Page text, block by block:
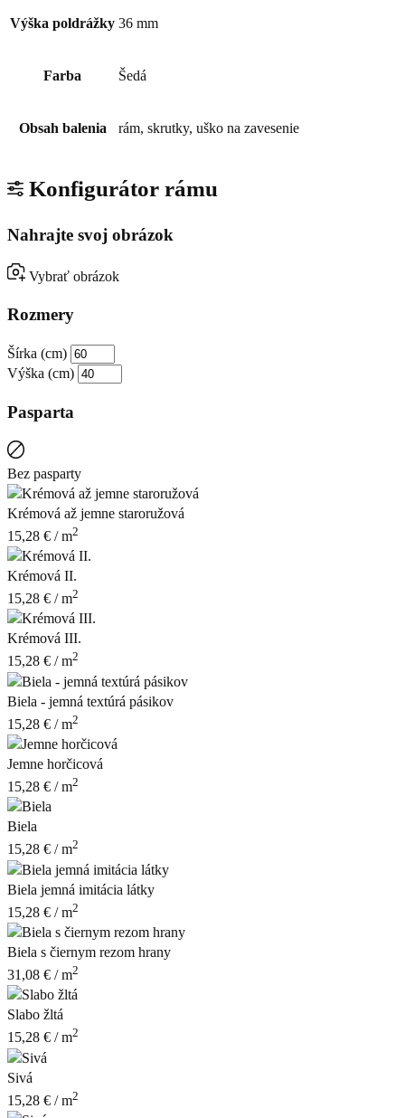
Výška poldrážky 36 mm
Farba Šedá
Obsah balenia rám, skrutky, uško na zavesenie
Konfigurátor rámu
Nahrajte svoj obrázok
Vybrať obrázok
Rozmery
Šírka (cm)
Výška (cm)
Pasparta
Bez pasparty
Krémová až jemne staroružová
15,28 € / m2
Krémová II.
15,28 € / m2
Krémová III.
15,28 € / m2
Biela - jemná textúrá pásikov
15,28 € / m2
Jemne horčicová
15,28 € / m2
Biela
15,28 € / m2
Biela jemná imitácia látky
15,28 € / m2
Biela s čiernym rezom hrany
31,08 € / m2
Slabo žltá
15,28 € / m2
Sivá
15,28 € / m2